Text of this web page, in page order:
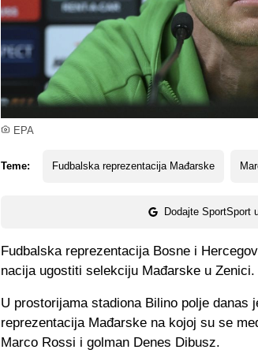
EPA
Teme: Fudbalska reprezentacija Mađarske
Dodajte SportSport
Fudbalska reprezentacija Bosne i
nacija ugostiti selekciju Mađarske u Zenici.
U prostorijama stadiona Bilino polje danas
reprezentacija Mađarske na kojoj su se
Marco Rossi i golman Denes Dibusz.